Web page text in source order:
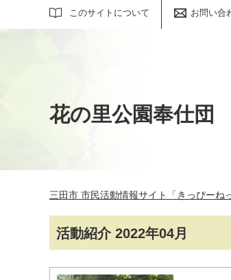
このサイトについて お問い合
サイト内検索
花の里公園奉仕団
三田市 市民活動情報サイト「きっぴーね
活動紹介 2022年04月